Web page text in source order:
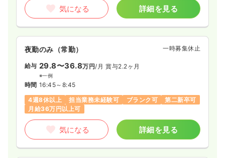
気になる 詳細を見る
夜勤のみ（常勤） 一時募集休止
給与 29.8〜36.8万円/月 賞与2.2ヶ月
※一例
時間 16:45～8:45
4週8休以上
担当業務未経験可 ブランク可
第二新卒可
月給36万円以上可
気になる 詳細を見る